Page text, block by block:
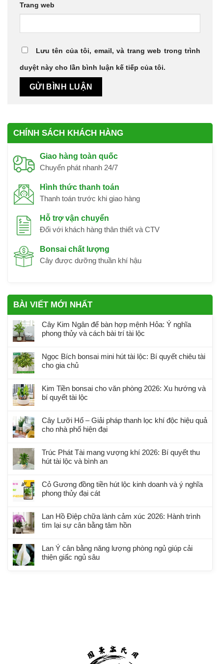
Trang web
Lưu tên của tôi, email, và trang web trong trình
duyệt này cho lần bình luận kế tiếp của tôi.
CHÍNH SÁCH KHÁCH HÀNG
Giao hàng toàn quốc
Chuyển phát nhanh 24/7
Hình thức thanh toán
Thanh toán trước khi giao hàng
Hỗ trợ vận chuyển
Đối với khách hàng thân thiết và CTV
Bonsai chất lượng
Cây được dưỡng thuần khí hậu
BÀI VIẾT MỚI NHẤT
Cây Kim Ngân để bàn hợp mệnh Hỏa: Ý nghĩa
phong thủy và cách bài trí tài lộc
Ngọc Bích bonsai mini hút tài lộc: Bí quyết chiêu tài
cho gia chủ
Kim Tiền bonsai cho văn phòng 2026: Xu hướng và
bí quyết tài lộc
Cây Lưỡi Hổ – Giải pháp thanh lọc khí độc hiệu quả
cho nhà phố hiện đại
Trúc Phát Tài mang vượng khí 2026: Bí quyết thu
hút tài lộc và bình an
Cỏ Gương đồng tiền hút lộc kinh doanh và ý nghĩa
phong thủy đại cát
Lan Hồ Điệp chữa lành cảm xúc 2026: Hành trình
tìm lại sự cân bằng tâm hồn
Lan Ý cân bằng năng lượng phòng ngủ giúp cải
thiện giấc ngủ sâu